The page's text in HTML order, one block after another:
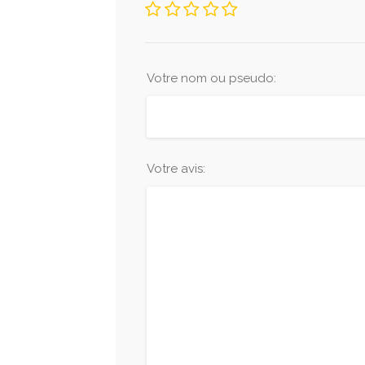
Votre nom ou pseudo:
Votre avis: